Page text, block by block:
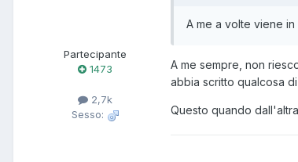
Partecipante
1473
2,7k
Sesso:
A me a volte viene
A me sempre, non
abbia scritto qualcosa
Questo quando